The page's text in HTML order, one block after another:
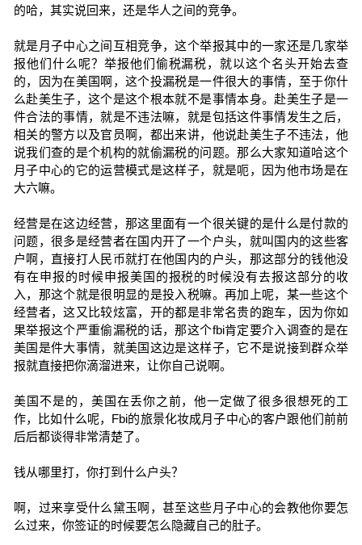
的哈，其实说回来，还是华人之间的竞争。
就是月子中心之间互相竞争，这个举报其中的一家还是几家举
报他们什么呢？举报他们偷税漏税，就以这个名头开始去查
的，因为在美国啊，这个投漏税是一件很大的事情，至于你什
么赴美生子，这个是这个根本就不是事情本身。赴美生子是一
件合法的事情，就是不违法嘛，就是包括这件事情发生之后，
相关的警方以及官员啊，都出来讲，他说赴美生子不违法，他
说我们查的是个机构的就偷漏税的问题。那么大家知道哈这个
月子中心的它的运营模式是这样子，就是呃，因为他市场是在
大六嘛。
经营是在这边经营，那这里面有一个很关键的是什么是付款的
问题，很多是经营者在国内开了一个户头，就叫国内的这些客
户啊，直接打人民币就打在他国内的户头，那这部分的钱他没
有在申报的时候申报美国的报税的时候没有去报这部分的收
入，那这个就是很明显的是投入税嘛。再加上呢，某一些这个
经营者，这又比较炫富，开的都是非常名贵的跑车，因为你如
果举报这个严重偷漏税的话，那这个fbi肯定要介入调查的是在
美国是件大事情，就美国这边是这样子，它不是说接到群众举
报就直接把你滴溜进来，让你自己说啊。
美国不是的，美国在丢你之前，他一定做了很多很想死的工
作，比如什么呢，Fbi的旅景化妆成月子中心的客户跟他们前前
后后都谈得非常清楚了。
钱从哪里打，你打到什么户头？
啊，过来享受什么黛玉啊，甚至这些月子中心的会教他你要怎
么过来，你签证的时候要怎么隐藏自己的肚子。